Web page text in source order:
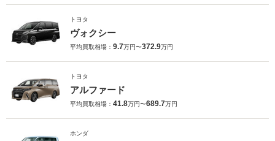
トヨタ
ヴォクシー
平均買取相場： 9.7万円〜372.9万円
トヨタ
アルファード
平均買取相場： 41.8万円〜689.7万円
ホンダ